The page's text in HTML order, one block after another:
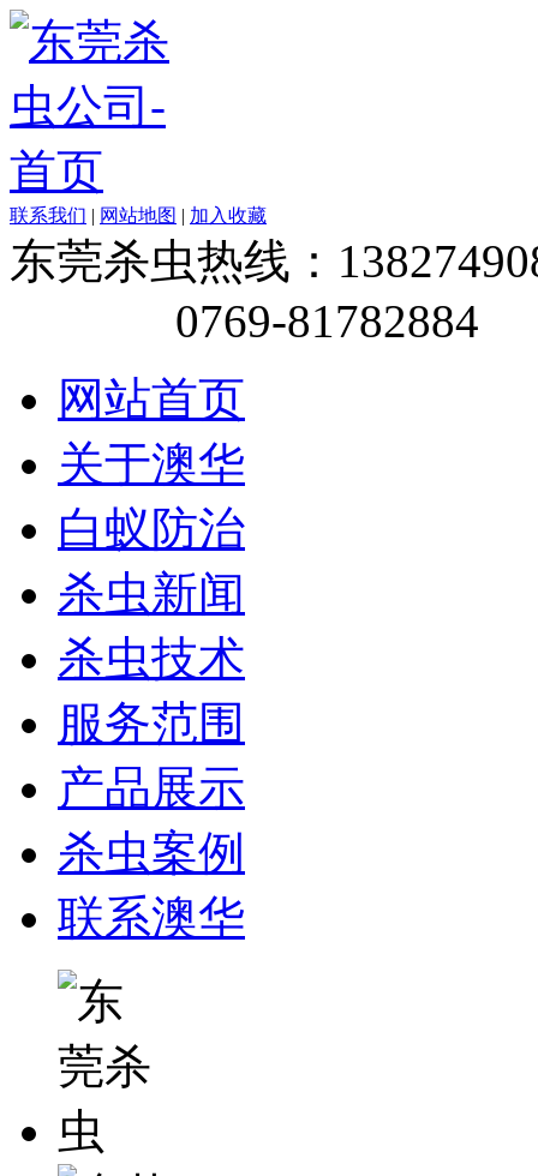
联系我们 | 网站地图 | 加入收藏
东莞杀虫热线：
0769-81782884
网站首页
关于澳华
白蚁防治
杀虫新闻
杀虫技术
服务范围
产品展示
杀虫案例
联系澳华